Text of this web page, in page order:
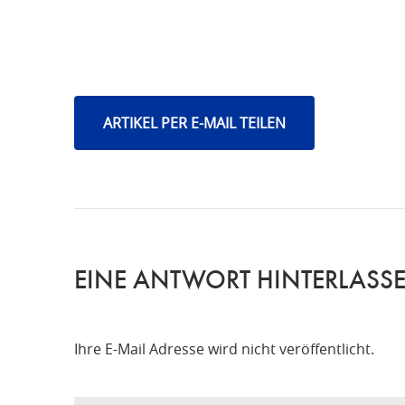
ARTIKEL PER E-MAIL TEILEN
EINE ANTWORT
Ihre E-Mail Adresse wird nicht veröffentlicht.